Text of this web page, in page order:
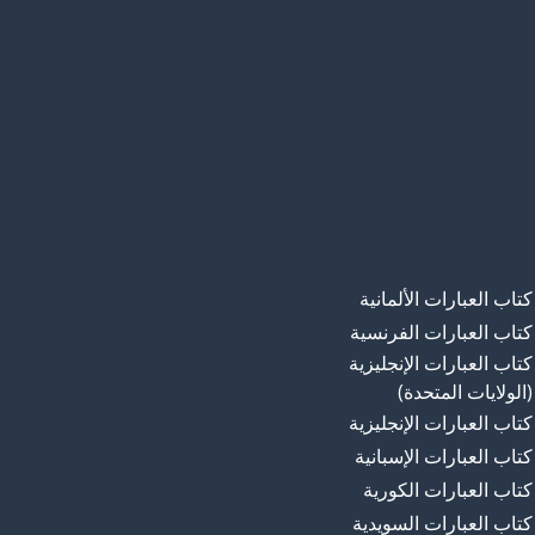
كتاب العبارات الألمانية
كتاب العبارات الفرنسية
كتاب العبارات الإنجليزية
(الولايات المتحدة)
كتاب العبارات الإنجليزية
كتاب العبارات الإسبانية
كتاب العبارات الكورية
كتاب العبارات السويدية